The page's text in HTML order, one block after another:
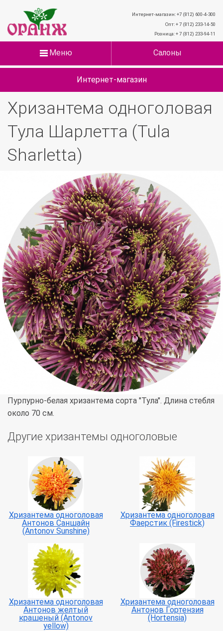
Интернет-магазин: +7 (812) 600-4-300
Опт: + 7 (812) 233-14-50
Розница: + 7 (812) 233-94-11
Меню Салоны
Интернет-магазин
Хризантема одноголовая
Тула Шарлетта (Tula
Sharletta)
Пурпурно-белая хризантема сорта "Тула". Длина стебля
около 70 см.
Другие хризантемы одноголовые
Хризантема одноголовая
Антонов Саншайн
(Antonov Sunshine)
Хризантема одноголовая
Фаерстик (Firestick)
Хризантема одноголовая
Антонов желтый
крашеный (Antonov
yellow)
Хризантема одноголовая
Антонов Гортензия
(Hortensia)